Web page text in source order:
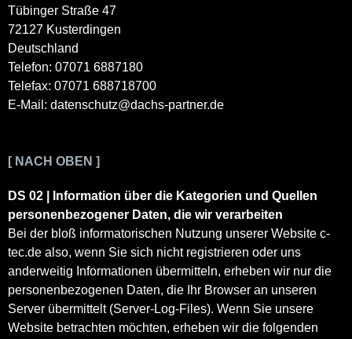
Tübinger Straße 47
72127 Kusterdingen
Deutschland
Telefon: 07071 6887180
Telefax: 07071 688718700
E-Mail: datenschutz@dachs-partner.de
[ NACH OBEN ]
DS 02 | Information über die Kategorien und Quellen
personenbezogener Daten, die wir verarbeiten
Bei der bloß informatorischen Nutzung unserer Website c-
tec.de also, wenn Sie sich nicht registrieren oder uns
anderweitig Informationen übermitteln, erheben wir nur die
personenbezogenen Daten, die Ihr Browser an unseren
Server übermittelt (Server-Log-Files). Wenn Sie unsere
Website betrachten möchten, erheben wir die folgenden